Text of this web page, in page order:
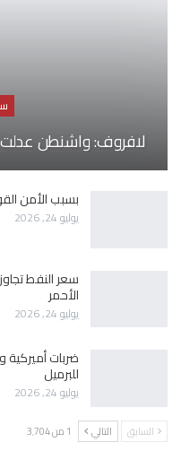
لافروف: واشنطن
بسبب الأمن
يوليو 24, 2026
الأحمر
يوليو 24, 2026
ضربات أميركية
للبرميل
يوليو 24, 2026
السابق التالي 1 من 3٬704